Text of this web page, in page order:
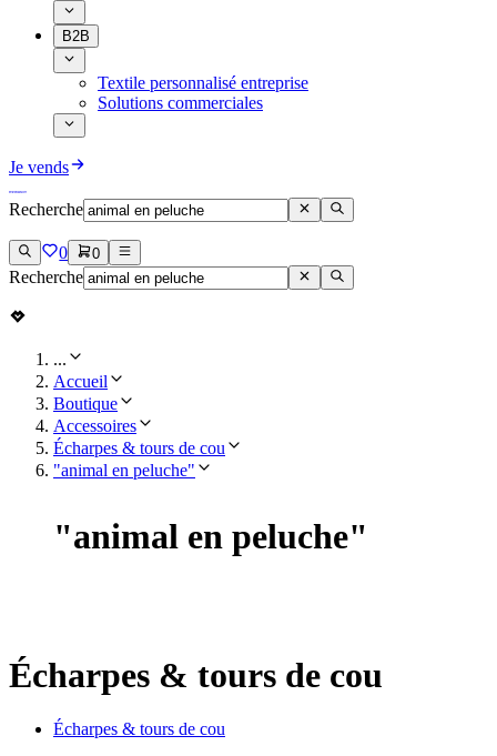
B2B
Textile personnalisé entreprise
Solutions commerciales
Je vends
Recherche
0 0
Recherche
...
Accueil
Boutique
Accessoires
Écharpes & tours de cou
"animal en peluche"
"animal en peluche"
Écharpes & tours de cou
Écharpes & tours de cou